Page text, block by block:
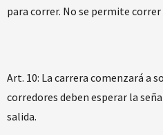
para correr. No se permite correr
Art. 10: La carrera comenzará a
corredores deben esperar la
salida.